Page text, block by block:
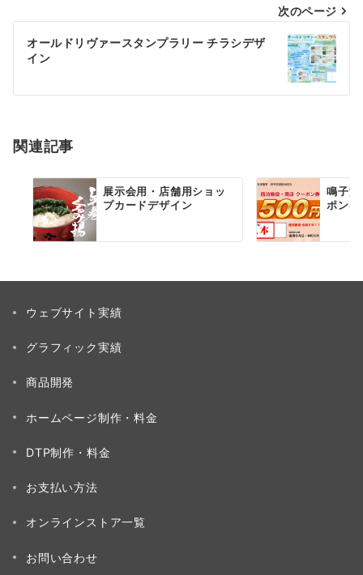
ビ
ゲ
シ
ン
次のページ
オールドリヴァースタンプラリー チラシデザ
イン
関連記事
展示会用・店舗用ショッ
プカードデザイン
鳴子温
ポン
ウェブサイト実績
グラフィック実績
商品開発
ホームページ制作・料金
DTP制作・料金
お支払い方法
オンラインストア一覧
お問い合わせ